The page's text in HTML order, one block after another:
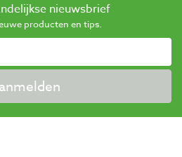
nieuwsbrief
producten en tips.